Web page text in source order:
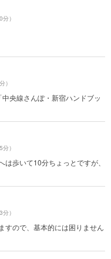
分）
）
央線さんぽ・新宿ハンドブッ
分）
歩いて10分ちょっとですが、
分）
すので、基本的には困りません